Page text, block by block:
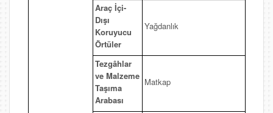
Araç İçi-
Dışı
Koruyucu
Örtüler
Yağdanlık
Tezgâhlar
ve Malzeme
Taşıma
Arabası
Matkap